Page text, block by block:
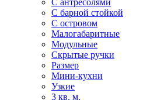
С антресолями
С барной стойкой
С островом
Малогабаритные
Модульные
Скрытые ручки
Размер
Мини-кухни
Узкие
3 кв. м.